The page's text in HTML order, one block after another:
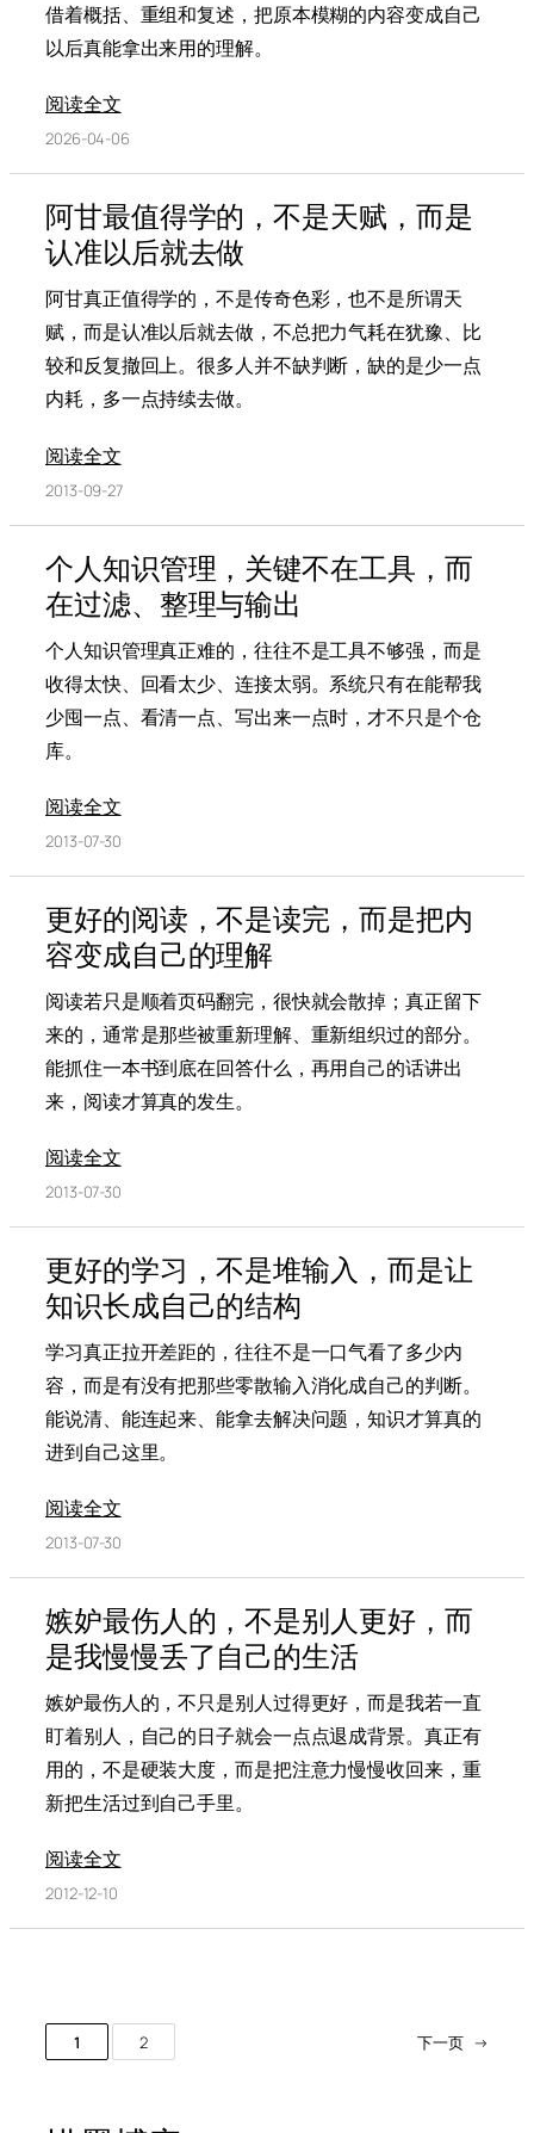
借着概括、重组和复述，把原本模糊的内容变成自己
以后真能拿出来用的理解。
阅读全文
2026-04-06
阿甘最值得学的，不是天赋，而是
认准以后就去做
阿甘真正值得学的，不是传奇色彩，也不是所谓天
赋，而是认准以后就去做，不总把力气耗在犹豫、比
较和反复撤回上。很多人并不缺判断，缺的是少一点
内耗，多一点持续去做。
阅读全文
2013-09-27
个人知识管理，关键不在工具，而
在过滤、整理与输出
个人知识管理真正难的，往往不是工具不够强，而是
收得太快、回看太少、连接太弱。系统只有在能帮我
少囤一点、看清一点、写出来一点时，才不只是个仓
库。
阅读全文
2013-07-30
更好的阅读，不是读完，而是把内
容变成自己的理解
阅读若只是顺着页码翻完，很快就会散掉；真正留下
来的，通常是那些被重新理解、重新组织过的部分。
能抓住一本书到底在回答什么，再用自己的话讲出
来，阅读才算真的发生。
阅读全文
2013-07-30
更好的学习，不是堆输入，而是让
知识长成自己的结构
学习真正拉开差距的，往往不是一口气看了多少内
容，而是有没有把那些零散输入消化成自己的判断。
能说清、能连起来、能拿去解决问题，知识才算真的
进到自己这里。
阅读全文
2013-07-30
嫉妒最伤人的，不是别人更好，而
是我慢慢丢了自己的生活
嫉妒最伤人的，不只是别人过得更好，而是我若一直
盯着别人，自己的日子就会一点点退成背景。真正有
用的，不是硬装大度，而是把注意力慢慢收回来，重
新把生活过到自己手里。
阅读全文
2012-12-10
1 2 下一页 →